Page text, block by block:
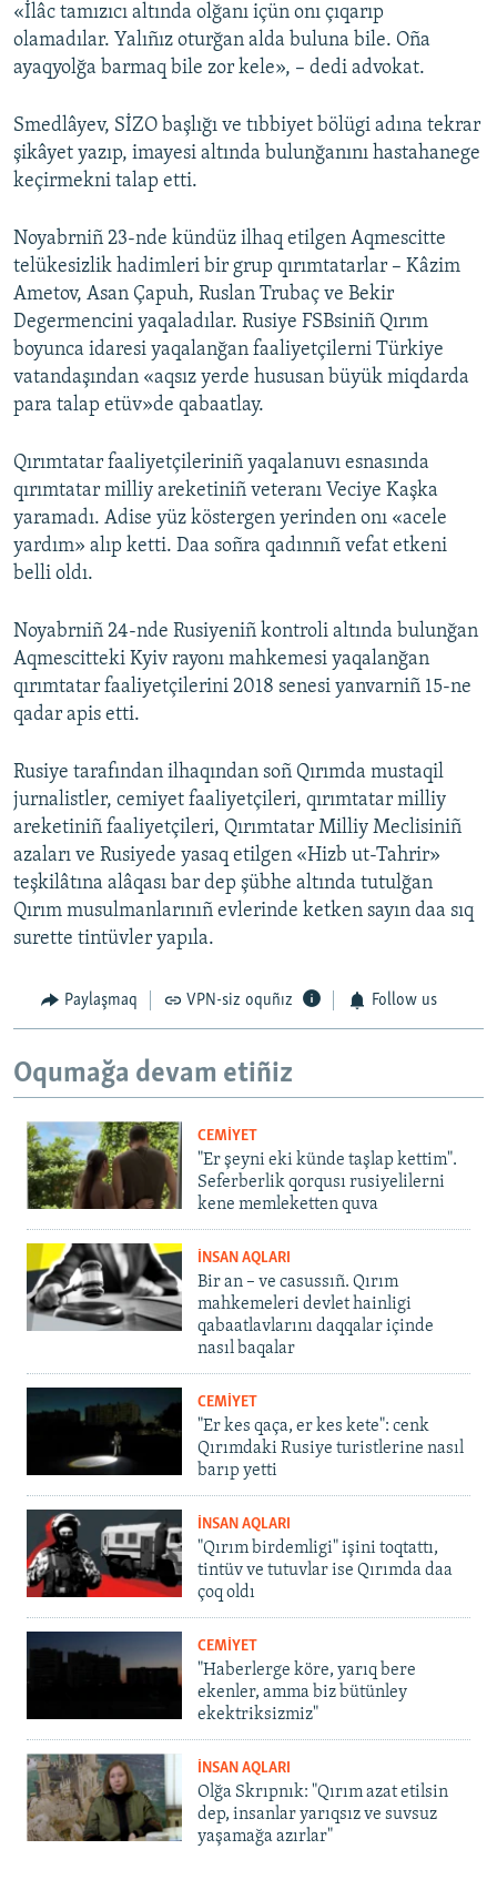
«İlâc tamızıcı altında olğanı içün onı çıqarıp
olamadılar. Yalıñız oturğan alda buluna bile. Oña
ayaqyolğa barmaq bile zor kele», – dedi advokat.
Smedlâyev, SİZO başlığı ve tıbbiyet bölügi adına tekrar
şikâyet yazıp, imayesi altında bulunğanını hastahanege
keçirmekni talap etti.
Noyabrniñ 23-nde kündüz ilhaq etilgen Aqmescitte
telükesizlik hadimleri bir grup qırımtatarlar – Kâzim
Ametov, Asan Çapuh, Ruslan Trubaç ve Bekir
Degermencini yaqaladılar. Rusiye FSBsiniñ Qırım
boyunca idaresi yaqalanğan faaliyetçilerni Türkiye
vatandaşından «aqsız yerde hususan büyük miqdarda
para talap etüv»de qabaatlay.
Qırımtatar faaliyetçileriniñ yaqalanuvı esnasında
qırımtatar milliy areketiniñ veteranı Veciye Kaşka
yaramadı. Adise yüz köstergen yerinden onı «acele
yardım» alıp ketti. Daa soñra qadınnıñ vefat etkeni
belli oldı.
Noyabrniñ 24-nde Rusiyeniñ kontroli altında bulunğan
Aqmescitteki Kyiv rayonı mahkemesi yaqalanğan
qırımtatar faaliyetçilerini 2018 senesi yanvarniñ 15-ne
qadar apis etti.
Rusiye tarafından ilhaqından soñ Qırımda mustaqil
jurnalistler, cemiyet faaliyetçileri, qırımtatar milliy
areketiniñ faaliyetçileri, Qırımtatar Milliy Meclisiniñ
azaları ve Rusiyede yasaq etilgen «Hizb ut-Tahrir»
teşkilâtına alâqası bar dep şübhe altında tutulğan
Qırım musulmanlarınıñ evlerinde ketken sayın daa sıq
surette tintüvler yapıla.
Paylaşmaq VPN-siz oquñız Follow us
Oqumağa devam etiñiz
CEMİYET
"Er şeyni eki künde taşlap kettim".
Seferberlik qorqusı rusiyelilerni
kene memleketten quva
İNSAN AQLARI
Bir an – ve casussıñ. Qırım
mahkemeleri devlet hainligi
qabaatlavlarını daqqalar içinde
nasıl baqalar
CEMİYET
"Er kes qaça, er kes kete": cenk
Qırımdaki Rusiye turistlerine nasıl
barıp yetti
İNSAN AQLARI
"Qırım birdemligi" işini toqtattı,
tintüv ve tutuvlar ise Qırımda daa
çoq oldı
CEMİYET
"Haberlerge köre, yarıq bere
ekenler, amma biz bütünley
ekektriksizmiz"
İNSAN AQLARI
Olğa Skrıpnık: "Qırım azat etilsin
dep, insanlar yarıqsız ve suvsuz
yaşamağa azırlar"